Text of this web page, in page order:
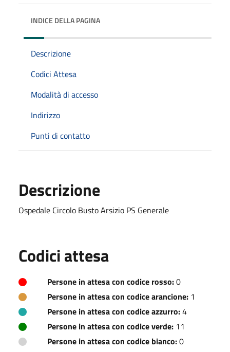
INDICE DELLA PAGINA
Descrizione
Codici Attesa
Modalità di accesso
Indirizzo
Punti di contatto
Descrizione
Ospedale Circolo Busto Arsizio PS Generale
Codici attesa
Persone in attesa con codice rosso:0
Persone in attesa con codice arancione: 1
Persone in attesa con codice azzurro:4
Persone in attesa con codice verde: 11
Persone in attesa con codice bianco:0